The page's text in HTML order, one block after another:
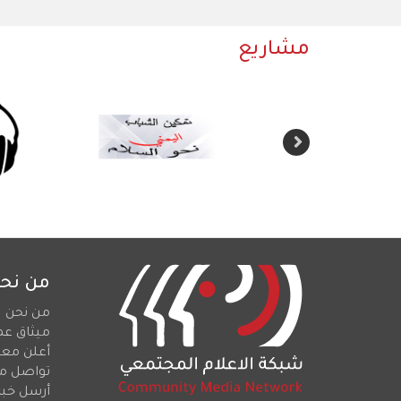
مشاريع
من
من نحن
ميثاق
أعلن
تواصل
أرسل